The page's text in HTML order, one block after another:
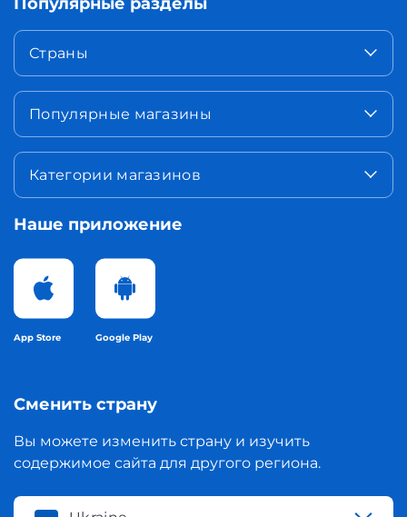
Страны
Популярные магазины
Категории магазинов
Наше приложение
App Store Google Play
Сменить страну
Вы можете изменить страну и изучить
содержимое сайта для другого региона.